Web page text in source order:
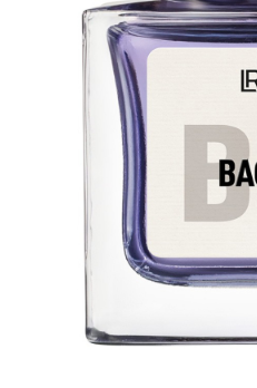
LR LIFETAKT Vital Care
LR ZEITGARD PRODUSE DE
ÎNFRUMUSEȚARE
LR ZEITGARD RACINE
LR ZEITGARD SEROX
LR ZEITGARD SISTEMUL ANTI-
LR ZEITGARD SISTEMUL DE
CURĂŢARE
LR ZEITGARD ÎNGRIJIRE SPECIALĂ
LR ZEITGARD ÎNGRIJIREA TENULUI
PROTECŢIE SOLARĂ
ÎNGRIJIRE DENTARĂ